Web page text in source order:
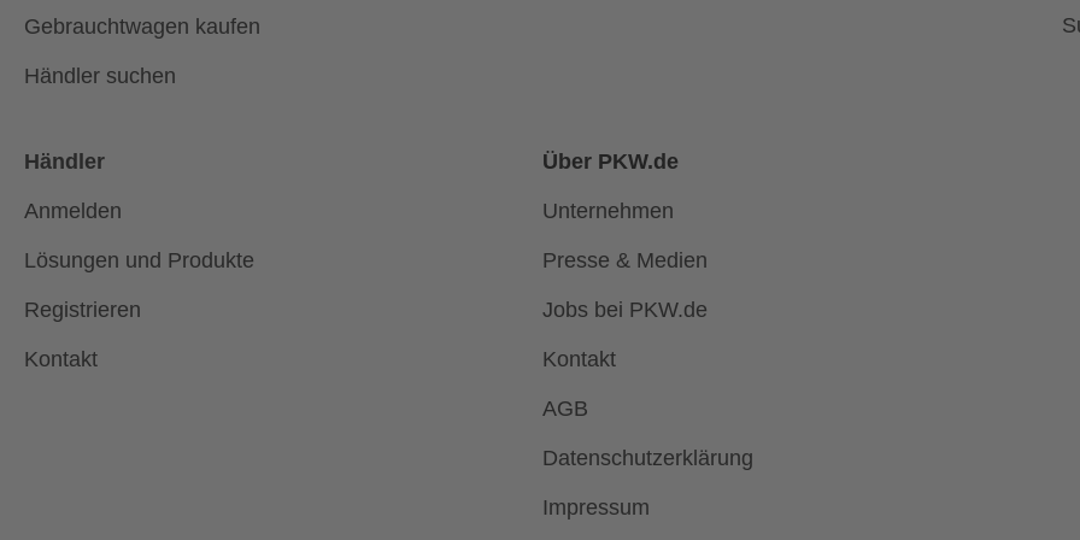
Gebrauchtwagen kaufen
Händler suchen
Händler
Anmelden
Lösungen und Produkte
Registrieren
Kontakt
Über PKW.de
Unternehmen
Presse & Medien
Jobs bei PKW.de
Kontakt
AGB
Datenschutzerklärung
Impressum